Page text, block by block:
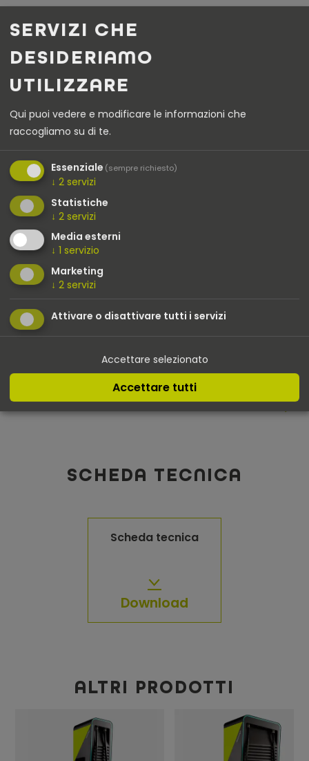
NOSTRE REFERENZE
Ricarica rapida presso la ditta
Schmidhammer
Alle referenze
SCHEDA TECNICA
Scheda tecnica
Download
ALTRI PRODOTTI
SERVIZI CHE
DESIDERIAMO
UTILIZZARE
Qui puoi vedere e modificare le informazioni che
raccogliamo su di te.
Essenziale (sempre richiesto)
↓ 2 servizi
Statistiche
↓ 2 servizi
Media esterni
↓ 1 servizio
Marketing
↓ 2 servizi
Attivare o disattivare tutti i servizi
Accettare selezionato
Accettare tutti